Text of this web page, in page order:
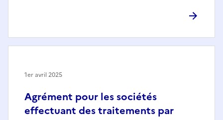
Agrément pour les sociétés
effectuant des traitements par
1er avril 2025